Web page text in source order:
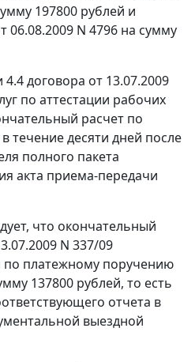
197800 рублей и
06.08.2009 N 4796 на сумму
договора от 13.07.2009
по аттестации рабочих
расчет по
течение десяти дней после
полного пакета
акта приема-передачи
что окончательный
N 337/09
по платежному поручению
137800 рублей, то есть
отчета в
выездной